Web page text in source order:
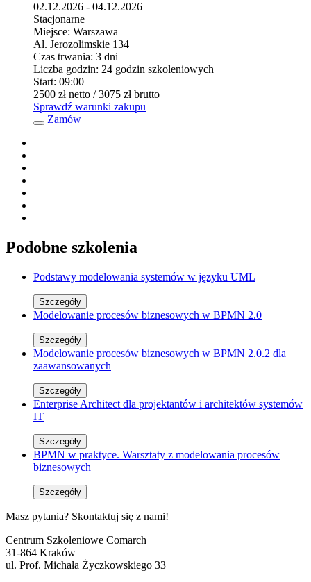
02.12.2026 - 04.12.2026
Stacjonarne
Miejsce: Warszawa
Al. Jerozolimskie 134
Czas trwania: 3 dni
Liczba godzin: 24 godzin szkoleniowych
Start: 09:00
2500 złnetto / 3075 złbrutto
Sprawdź warunki zakupu
Zamów
Podobne szkolenia
Podstawy modelowania systemów w języku UML
Szczegóły
Modelowanie procesów biznesowych w BPMN 2.0
Szczegóły
Modelowanie procesów biznesowych w BPMN 2.0.2 dla
zaawansowanych
Szczegóły
Enterprise Architect dla projektantów i architektów systemów
IT
Szczegóły
BPMN w praktyce. Warsztaty z modelowania procesów
biznesowych
Szczegóły
Masz pytania? Skontaktuj się z nami!
Centrum Szkoleniowe Comarch
31-864 Kraków
ul. Prof. Michała Życzkowskiego 33